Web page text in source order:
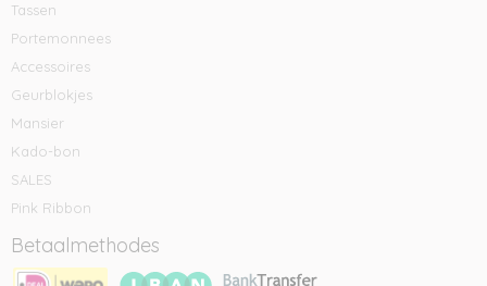
Tassen
Portemonnees
Accessoires
Geurblokjes
Mansier
Kado-bon
SALES
Pink Ribbon
Betaalmethodes